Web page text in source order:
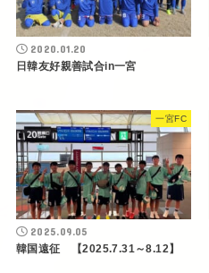
2020.01.20
日韓友好親善試合in一宮
一宮FC
2025.09.05
韓国遠征 【2025.7.31～8.12】